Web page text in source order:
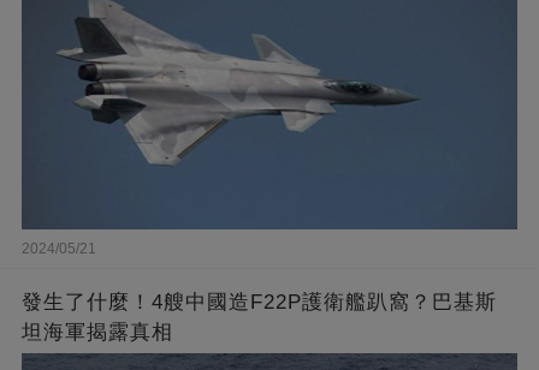
2024/05/21
發生了什麼！4艘中國造F22P護衛艦趴窩？巴基斯
坦海軍揭露真相